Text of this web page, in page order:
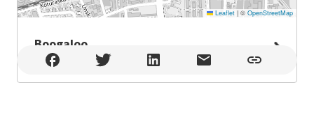
Leaflet |© OpenStreetMap
Boogaloo
Boogaloo , Zagreb